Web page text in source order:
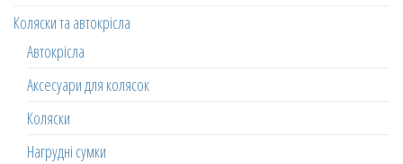
Коляски та автокрісла
Автокрісла
Аксесуари для колясок
Коляски
Нагрудні сумки